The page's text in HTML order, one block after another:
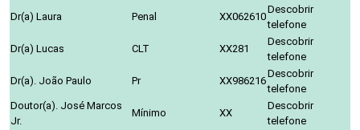
Dr(a) Laura
Penal XX062610
Descobrir
telefone
Dr(a) Lucas
CLT XX281
Descobrir
telefone
Dr(a). João Paulo
Pr XX986216
Descobrir
telefone
Doutor(a). José Marcos
Jr.
Mínimo XX
Descobrir
telefone